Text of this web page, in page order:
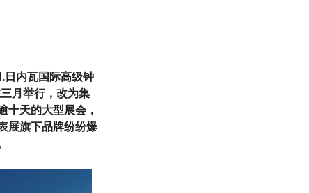
日内瓦国际高级钟
月举行，改为集
十天的大型展会，
展旗下品牌纷纷爆